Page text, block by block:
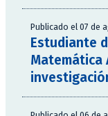
Publicado el 07 de
Estudiante
Matemática